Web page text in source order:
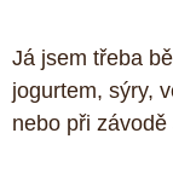
Já jsem třeba
jogurtem, sýry,
nebo při závodě